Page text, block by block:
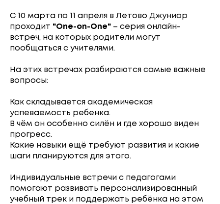
С 10 марта по 11 апреля в Летово Джуниор
проходит "One-on-One" – серия онлайн-
встреч, на которых родители могут
пообщаться с учителями.
На этих встречах разбираются самые важные
вопросы:
Как складывается академическая
успеваемость ребенка.
В чём он особенно силён и где хорошо виден
прогресс.
Какие навыки ещё требуют развития и какие
шаги планируются для этого.
Индивидуальные встречи с педагогами
помогают развивать персонализированный
учебный трек и поддержать ребёнка на этом